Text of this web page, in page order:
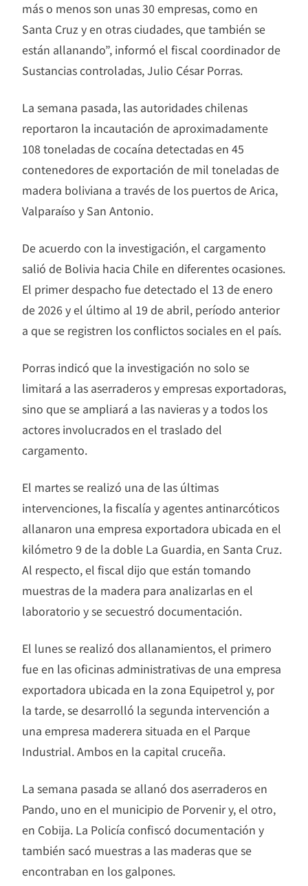
más o menos son unas 30 empresas, como en
Santa Cruz y en otras ciudades, que también se
están allanando”, informó el fiscal coordinador de
Sustancias controladas, Julio César Porras.
La semana pasada, las autoridades chilenas
reportaron la incautación de aproximadamente
108 toneladas de cocaína detectadas en 45
contenedores de exportación de mil toneladas de
madera boliviana a través de los puertos de Arica,
Valparaíso y San Antonio.
De acuerdo con la investigación, el cargamento
salió de Bolivia hacia Chile en diferentes ocasiones.
El primer despacho fue detectado el 13 de enero
de 2026 y el último al 19 de abril, período anterior
a que se registren los conflictos sociales en el país.
Porras indicó que la investigación no solo se
limitará a las aserraderos y empresas exportadoras,
sino que se ampliará a las navieras y a todos los
actores involucrados en el traslado del
cargamento.
El martes se realizó una de las últimas
intervenciones, la fiscalía y agentes antinarcóticos
allanaron una empresa exportadora ubicada en el
kilómetro 9 de la doble La Guardia, en Santa Cruz.
Al respecto, el fiscal dijo que están tomando
muestras de la madera para analizarlas en el
laboratorio y se secuestró documentación.
El lunes se realizó dos allanamientos, el primero
fue en las oficinas administrativas de una empresa
exportadora ubicada en la zona Equipetrol y, por
la tarde, se desarrolló la segunda intervención a
una empresa maderera situada en el Parque
Industrial. Ambos en la capital cruceña.
La semana pasada se allanó dos aserraderos en
Pando, uno en el municipio de Porvenir y, el otro,
en Cobija. La Policía confiscó documentación y
también sacó muestras a las maderas que se
encontraban en los galpones.